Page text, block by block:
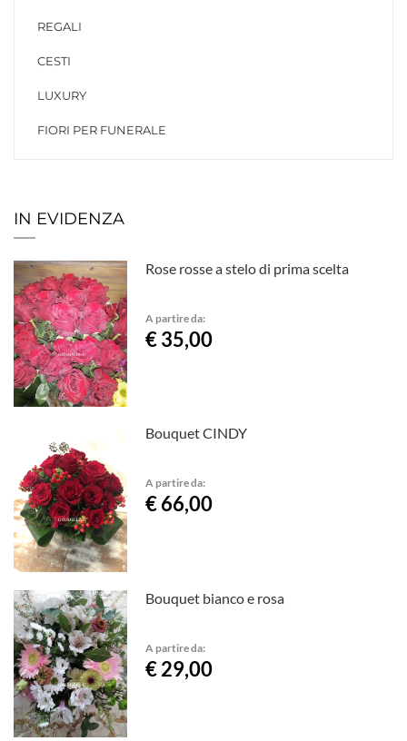
REGALI
CESTI
LUXURY
FIORI PER FUNERALE
IN EVIDENZA
Rose rosse a stelo di prima scelta
A partire da:
€ 35,00
Bouquet CINDY
A partire da:
€ 66,00
Bouquet bianco e rosa
A partire da:
€ 29,00